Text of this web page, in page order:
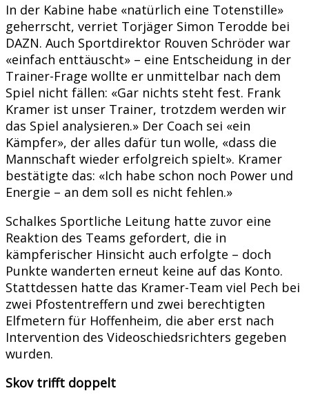
In der Kabine habe «natürlich eine Totenstille»
geherrscht, verriet Torjäger Simon Terodde bei
DAZN. Auch Sportdirektor Rouven Schröder war
«einfach enttäuscht» – eine Entscheidung in der
Trainer-Frage wollte er unmittelbar nach dem
Spiel nicht fällen: «Gar nichts steht fest. Frank
Kramer ist unser Trainer, trotzdem werden wir
das Spiel analysieren.» Der Coach sei «ein
Kämpfer», der alles dafür tun wolle, «dass die
Mannschaft wieder erfolgreich spielt». Kramer
bestätigte das: «Ich habe schon noch Power und
Energie – an dem soll es nicht fehlen.»
Schalkes Sportliche Leitung hatte zuvor eine
Reaktion des Teams gefordert, die in
kämpferischer Hinsicht auch erfolgte – doch
Punkte wanderten erneut keine auf das Konto.
Stattdessen hatte das Kramer-Team viel Pech bei
zwei Pfostentreffern und zwei berechtigten
Elfmetern für Hoffenheim, die aber erst nach
Intervention des Videoschiedsrichters gegeben
wurden.
Skov trifft doppelt